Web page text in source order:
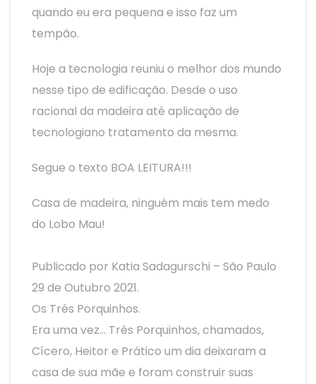
quando eu era pequena e isso faz um
tempão.
Hoje a tecnologia reuniu o melhor dos mundo
nesse tipo de edificação. Desde o uso
racional da madeira até aplicação de
tecnologiano tratamento da mesma.
Segue o texto BOA LEITURA!!!
Casa de madeira, ninguém mais tem medo
do Lobo Mau!
Publicado por Katia Sadagurschi – São Paulo
29 de Outubro 2021.
Os Três Porquinhos.
Era uma vez… Três Porquinhos, chamados,
Cícero, Heitor e Prático um dia deixaram a
casa de sua mãe e foram construir suas